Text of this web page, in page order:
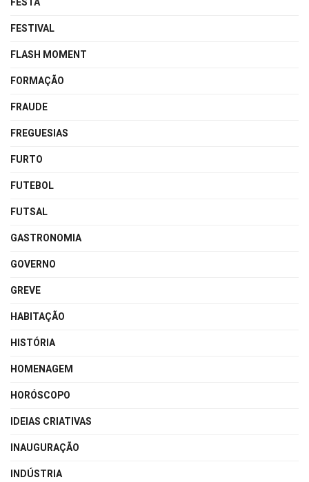
FESTIVAL
FLASH MOMENT
FORMAÇÃO
FRAUDE
FREGUESIAS
FURTO
FUTEBOL
FUTSAL
GASTRONOMIA
GOVERNO
GREVE
HABITAÇÃO
HISTÓRIA
HOMENAGEM
HORÓSCOPO
IDEIAS CRIATIVAS
INAUGURAÇÃO
INDÚSTRIA